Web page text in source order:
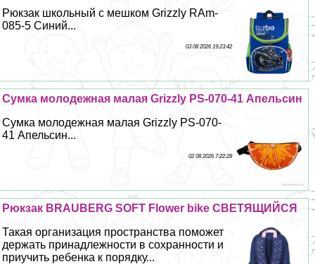
Рюкзак школьный с мешком Grizzly RAm-
085-5 Синий...
03 08 2026 19:23:42
Сумка молодежная малая Grizzly PS-070-41 Апельсин
Сумка молодежная малая Grizzly PS-070-
41 Апельсин...
02 08 2026 7:22:28
Рюкзак BRAUBERG SOFT Flower bike СВЕТЯЩИЙСЯ
Такая организация прострaнcтва поможет
держать принадлежности в сохранности и
приучить ребенка к порядку...